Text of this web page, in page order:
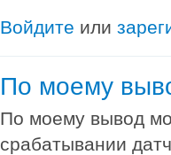
Войдите или
По моему
По моему вывод
срабатывании